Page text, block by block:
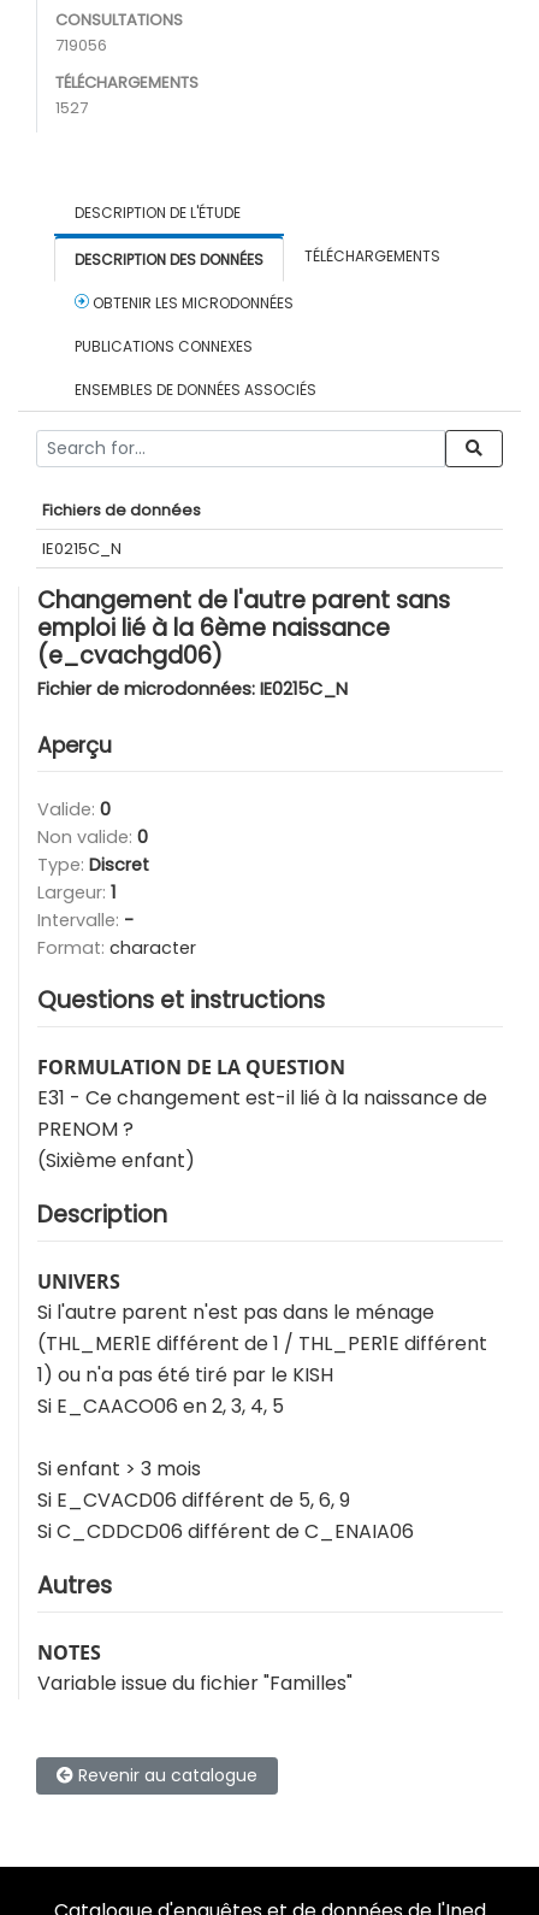
CONSULTATIONS
719056
TÉLÉCHARGEMENTS
1527
DESCRIPTION DE L'ÉTUDE
DESCRIPTION DES DONNÉES TÉLÉCHARGEMENTS
OBTENIR LES MICRODONNÉES
PUBLICATIONS CONNEXES
ENSEMBLES DE DONNÉES ASSOCIÉS
Fichiers de données
IE0215C_N
Changement de l'autre parent sans
emploi lié à la 6ème naissance
(e_cvachgd06)
Fichier de microdonnées: IE0215C_N
Aperçu
Valide: 0
Non valide: 0
Type: Discret
Largeur: 1
Intervalle: -
Format: character
Questions et instructions
FORMULATION DE LA QUESTION
E31 - Ce changement est-il lié à la naissance de
PRENOM ?
(Sixième enfant)
Description
UNIVERS
Si l'autre parent n'est pas dans le ménage
(THL_MER1E différent de 1 / THL_PER1E différent
1) ou n'a pas été tiré par le KISH
Si E_CAACO06 en 2, 3, 4, 5
Si enfant > 3 mois
Si E_CVACD06 différent de 5, 6, 9
Si C_CDDCD06 différent de C_ENAIA06
Autres
NOTES
Variable issue du fichier "Familles"
Revenir au catalogue